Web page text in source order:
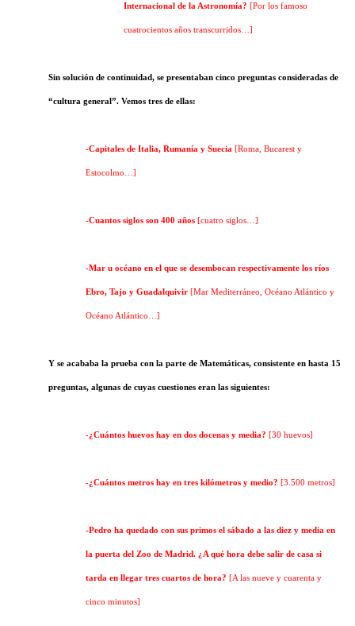
Internacional de la Astronomía? [Por los famoso
cuatrocientos años transcurridos…]
Sin solución de continuidad, se presentaban cinco preguntas consideradas de
“cultura general”. Vemos tres de ellas:
-Capitales de Italia, Rumanía y Suecia [Roma, Bucarest y
Estocolmo…]
-Cuantos siglos son 400 años [cuatro siglos…]
-Mar u océano en el que se desembocan respectivamente los ríos
Ebro, Tajo y Guadalquivir [Mar Mediterráneo, Océano Atlántico y
Océano Atlántico…]
Y se acababa la prueba con la parte de Matemáticas, consistente en hasta 15
preguntas, algunas de cuyas cuestiones eran las siguientes:
-¿Cuántos huevos hay en dos docenas y media? [30 huevos]
-¿Cuántos metros hay en tres kilómetros y medio? [3.500 metros]
-Pedro ha quedado con sus primos el sábado a las diez y media en
la puerta del Zoo de Madrid. ¿A qué hora debe salir de casa si
tarda en llegar tres cuartos de hora? [A las nueve y cuarenta y
cinco minutos]